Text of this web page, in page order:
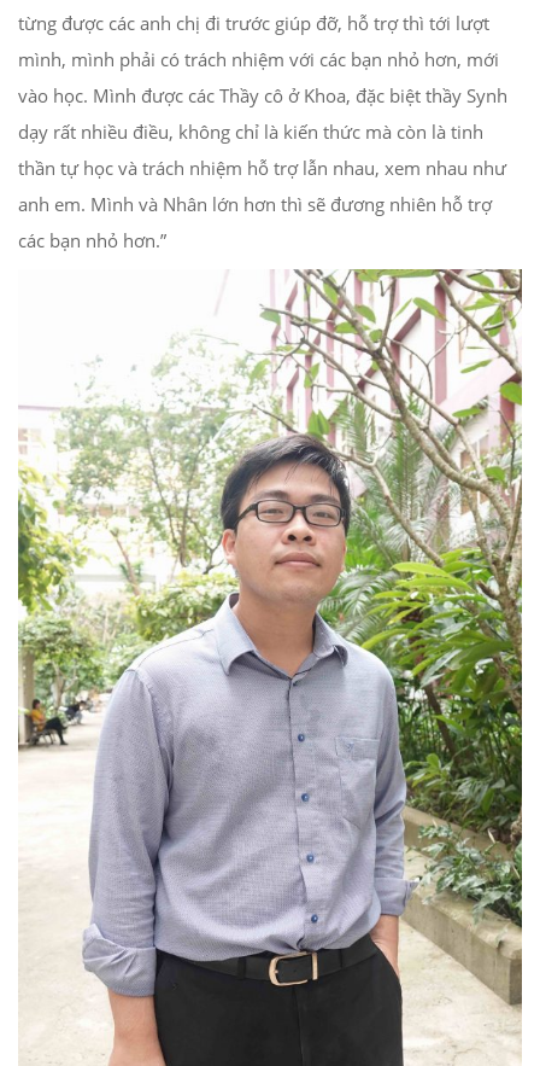
từng được các anh chị đi trước giúp đỡ, hỗ trợ thì tới lượt
mình, mình phải có trách nhiệm với các bạn nhỏ hơn, mới
vào học. Mình được các Thầy cô ở Khoa, đặc biệt thầy Synh
dạy rất nhiều điều, không chỉ là kiến thức mà còn là tinh
thần tự học và trách nhiệm hỗ trợ lẫn nhau, xem nhau như
anh em. Mình và Nhân lớn hơn thì sẽ đương nhiên hỗ trợ
các bạn nhỏ hơn.”